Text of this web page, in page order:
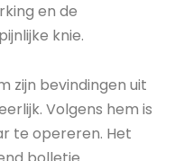
en de
knie.
zijn bevindingen uit
Volgens hem is
te opereren. Het